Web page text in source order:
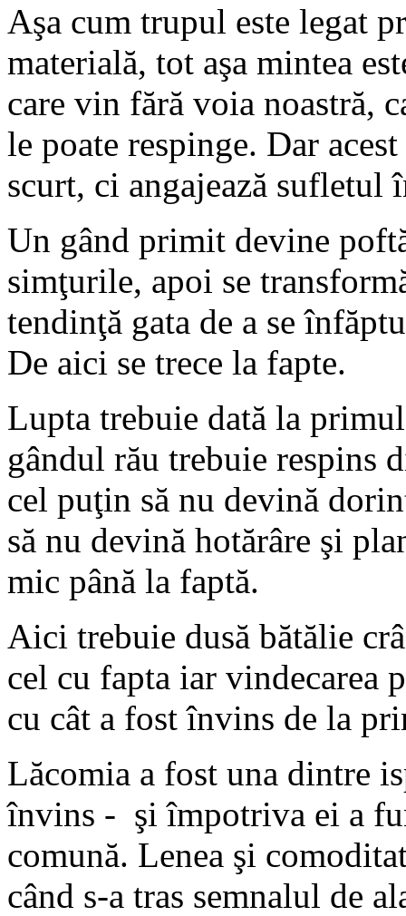
Aşa cum trupul este legat
materială, tot aşa mintea
care vin fără voia noastră,
le poate respinge. Dar
scurt, ci angajează sufletul
Un gând primit devine
simţurile, apoi se
tendinţă gata de a se
De aici se trece la fapte.
Lupta trebuie dată la
gândul rău trebuie respins
cel puţin să nu devină
să nu devină hotărâre şi
mic până la faptă.
Aici trebuie dusă bătălie
cel cu fapta iar vindecarea
cu cât a fost învins de la
Lăcomia a fost una dintre
învins - şi împotriva ei a
comună. Lenea şi
când s-a tras semnalul de